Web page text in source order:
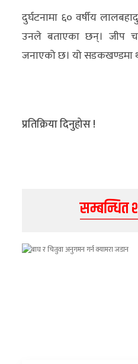
ब्लग
खेलकुद
क्लिक
दुर्घटनामा ६० वर्षीय
उनले बताएका छन्। जीप
जनाएको छ। यो सडकखण्डमा
प्रतिक्रिया दिनुहोस !
सम्बन्धित